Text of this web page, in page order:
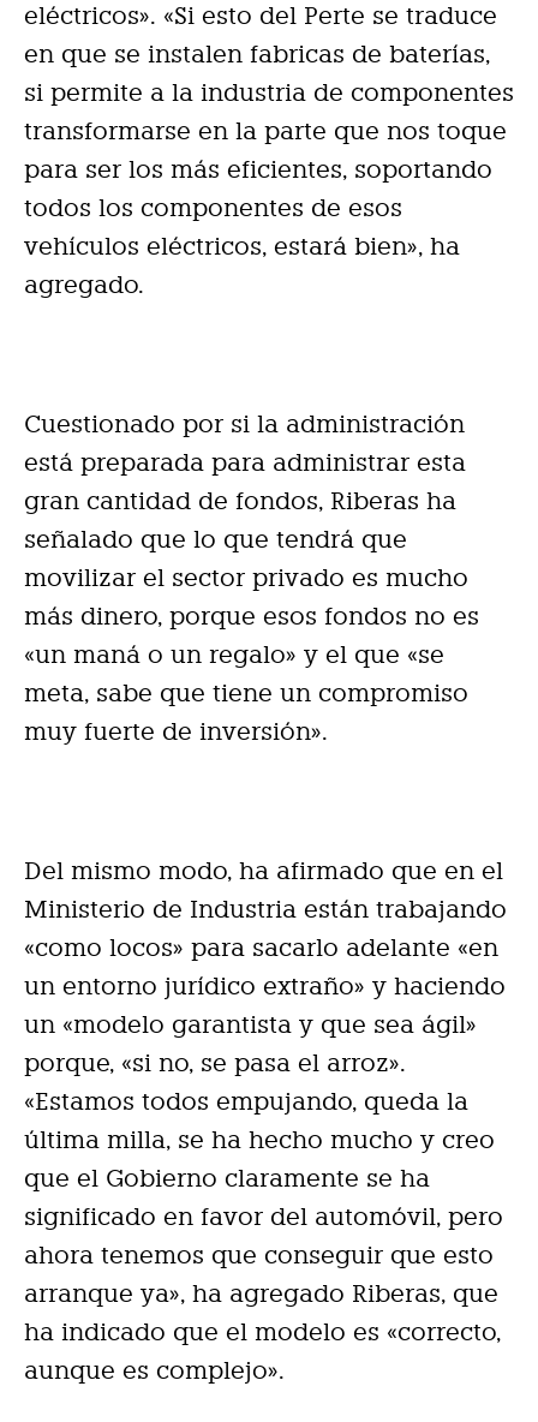
eléctricos». «Si esto del Perte se traduce
en que se instalen fabricas de baterías,
si permite a la industria de componentes
transformarse en la parte que nos toque
para ser los más eficientes, soportando
todos los componentes de esos
vehículos eléctricos, estará bien», ha
agregado.
Cuestionado por si la administración
está preparada para administrar esta
gran cantidad de fondos, Riberas ha
señalado que lo que tendrá que
movilizar el sector privado es mucho
más dinero, porque esos fondos no es
«un maná o un regalo» y el que «se
meta, sabe que tiene un compromiso
muy fuerte de inversión».
Del mismo modo, ha afirmado que en el
Ministerio de Industria están trabajando
«como locos» para sacarlo adelante «en
un entorno jurídico extraño» y haciendo
un «modelo garantista y que sea ágil»
porque, «si no, se pasa el arroz».
«Estamos todos empujando, queda la
última milla, se ha hecho mucho y creo
que el Gobierno claramente se ha
significado en favor del automóvil, pero
ahora tenemos que conseguir que esto
arranque ya», ha agregado Riberas, que
ha indicado que el modelo es «correcto,
aunque es complejo».